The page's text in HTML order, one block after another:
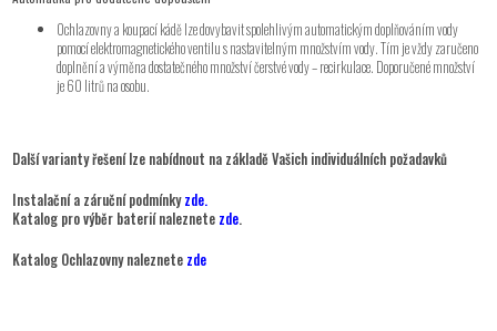
Ochlazovny a koupací kádě lze dovybavit spolehlivým automatickým doplňováním vody
pomocí elektromagnetického ventilu s nastavitelným množstvím vody. Tím je vždy zaručeno
doplnění a výměna dostatečného množství čerstvé vody – recirkulace. Doporučené množství
je 60 litrů na osobu.
Další varianty řešení lze nabídnout na základě Vašich individuálních požadavků
Instalační a záruční podmínkyzde.
Katalog pro výběr baterií naleznete zde.
Katalog Ochlazovny naleznete zde